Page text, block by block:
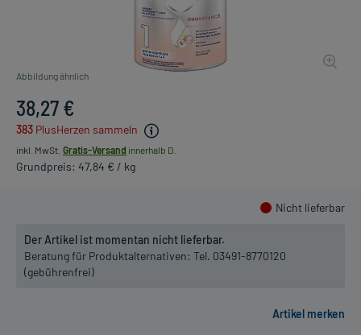
Abbildung ähnlich
38,27 €
383 PlusHerzen sammeln
inkl. MwSt. Gratis-Versand innerhalb D.
Grundpreis: 47,84 € / kg
Nicht lieferbar
Der Artikel ist momentan nicht lieferbar.
Beratung für Produktalternativen: Tel. 03491-8770120
(gebührenfrei)